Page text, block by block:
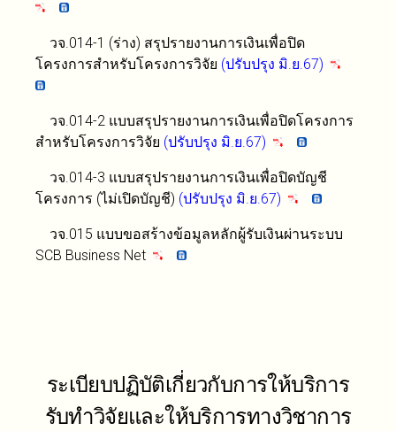
วจ.014-1 (ร่าง) สรุปรายงานการเงินเพื่อปิด
โครงการสำหรับโครงการวิจัย (ปรับปรุง มิ.ย.67)
วจ.014-2 แบบสรุปรายงานการเงินเพื่อปิดโครงการ
สำหรับโครงการวิจัย (ปรับปรุง มิ.ย.67)
วจ.014-3 แบบสรุปรายงานการเงินเพื่อปิดบัญชี
โครงการ (ไม่เปิดบัญชี) (ปรับปรุง มิ.ย.67)
วจ.015 แบบขอสร้างข้อมูลหลักผู้รับเงินผ่านระบบ
SCB Business Net
ระเบียบปฏิบัติเกี่ยวกับการให้บริการ
รับทำวิจัยและให้บริการทางวิชาการ